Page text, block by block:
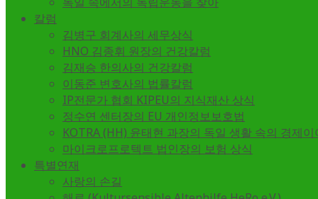
칼럼
김병구 회계사의 세무상식
HNO 김종휘 원장의 건강칼럼
김재승 한의사의 건강칼럼
이동준 변호사의 법률칼럼
IP전문가 협회 KIPEU의 지식재산 상식
정수연 센터장의 EU 개인정보보호법
KOTRA (HH) 윤태현 과장의 독일 생활 속의 경제이
마이크로프로텍트 법인장의 보험 상식
특별연재
사랑의 손길